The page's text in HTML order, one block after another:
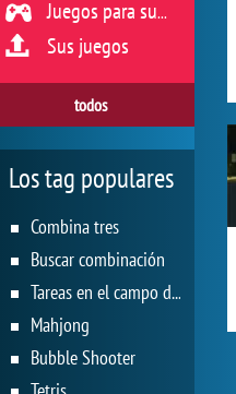
Juegos para sus reflejos
Sus juegos
todos
Los tag populares
Combina tres
Buscar combinación
Tareas en el campo de juego
Mahjong
Bubble Shooter